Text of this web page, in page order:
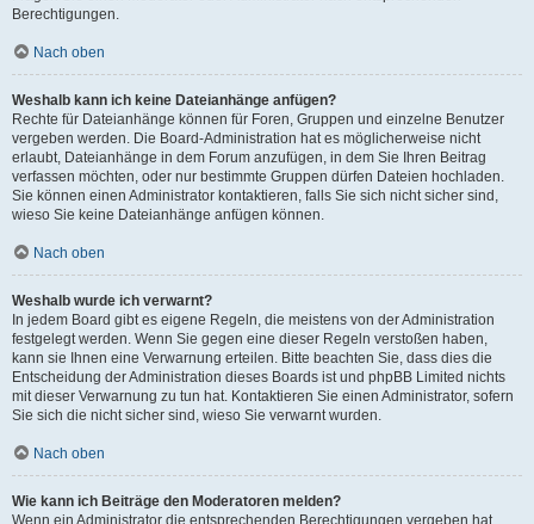
Berechtigungen.
Nach oben
Weshalb kann ich keine Dateianhänge anfügen?
Rechte für Dateianhänge können für Foren, Gruppen und einzelne Benutzer
vergeben werden. Die Board-Administration hat es möglicherweise nicht
erlaubt, Dateianhänge in dem Forum anzufügen, in dem Sie Ihren Beitrag
verfassen möchten, oder nur bestimmte Gruppen dürfen Dateien hochladen.
Sie können einen Administrator kontaktieren, falls Sie sich nicht sicher sind,
wieso Sie keine Dateianhänge anfügen können.
Nach oben
Weshalb wurde ich verwarnt?
In jedem Board gibt es eigene Regeln, die meistens von der Administration
festgelegt werden. Wenn Sie gegen eine dieser Regeln verstoßen haben,
kann sie Ihnen eine Verwarnung erteilen. Bitte beachten Sie, dass dies die
Entscheidung der Administration dieses Boards ist und phpBB Limited nichts
mit dieser Verwarnung zu tun hat. Kontaktieren Sie einen Administrator, sofern
Sie sich die nicht sicher sind, wieso Sie verwarnt wurden.
Nach oben
Wie kann ich Beiträge den Moderatoren melden?
Wenn ein Administrator die entsprechenden Berechtigungen vergeben hat,